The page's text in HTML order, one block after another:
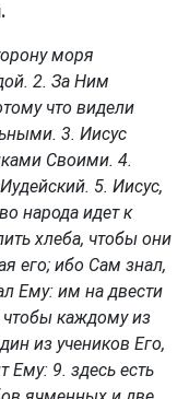
моря
2. За Ним
что видели
3. Иисус
Своими. 4.
5. Иисус,
народа идет к
хлеба, чтобы они
его; ибо Сам знал,
Ему: им на двести
чтобы каждому из
из учеников Его,
Ему: 9. здесь есть